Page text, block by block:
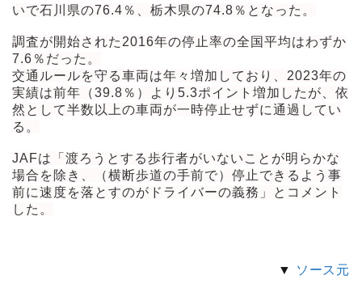
いで石川県の76.4％、栃木県の74.8％となった。
調査が開始された2016年の停止率の全国平均はわずか
7.6％だった。
交通ルールを守る車両は年々増加しており、2023年の
実績は前年（39.8％）より5.3ポイント増加したが、依
然として半数以上の車両が一時停止せずに通過してい
る。
JAFは「渡ろうとする歩行者がいないことが明らかな
場合を除き、（横断歩道の手前で）停止できるよう事
前に速度を落とすのがドライバーの義務」とコメント
した。
▼ ソース元